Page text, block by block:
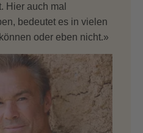
Hier auch mal
bedeutet es in vielen
oder eben nicht.»